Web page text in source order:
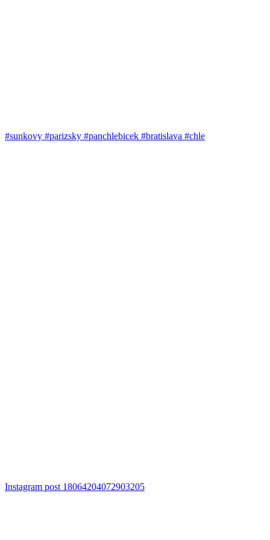
#sunkovy #parizsky #panchlebicek #bratislava #chle
Instagram post 18064204072903205